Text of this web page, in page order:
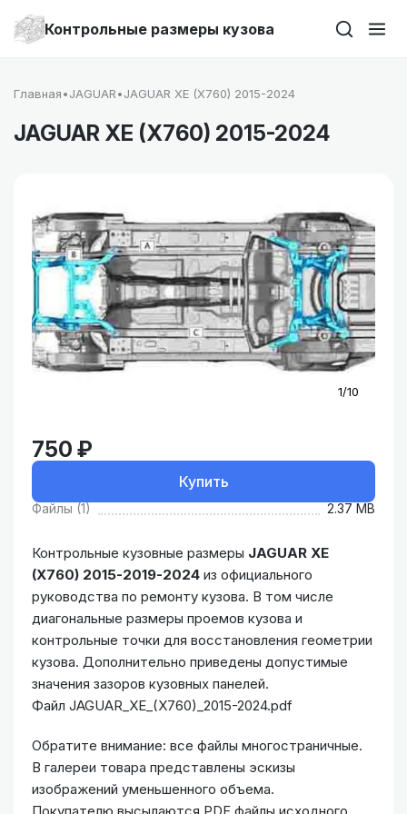
Контрольные размеры кузова
Главная•JAGUAR•JAGUAR XE (X760) 2015-2024
JAGUAR XE (X760) 2015-2024
1/10
750 ₽
Купить
Файлы (1) 2.37 MB
Контрольные кузовные размеры JAGUAR XE
(X760) 2015-2019-2024 из официального
руководства по ремонту кузова. В том числе
диагональные размеры проемов кузова и
контрольные точки для восстановления геометрии
кузова. Дополнительно приведены допустимые
значения зазоров кузовных панелей.
Файл JAGUAR_XE_(X760)_2015-2024.pdf
Обратите внимание: все файлы многостраничные.
В галереи товара представлены эскизы
изображений уменьшенного объема.